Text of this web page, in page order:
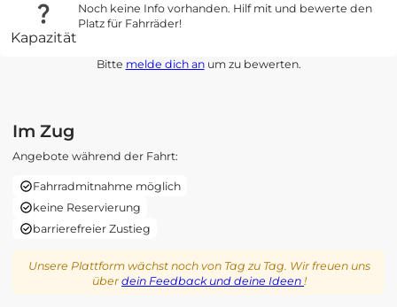
Kapazität
Noch keine Info vorhanden. Hilf mit und bewerte den
Platz für Fahrräder!
Bitte melde dich anum zu bewerten.
Im Zug
Angebote während der Fahrt:
Fahrradmitnahme möglich
keine Reservierung
barrierefreier Zustieg
Unsere Plattform wächst noch von Tag zu Tag. Wir freuen uns
überdein Feedback und deine Ideen !